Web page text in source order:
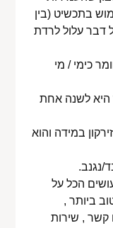
בתכשיט (בין
דבר עלול לרדת
כימי / מי
היא לשנה אחת
במידה והוא
נגנב.
הכל על
ביותר ,
קשר , שירות